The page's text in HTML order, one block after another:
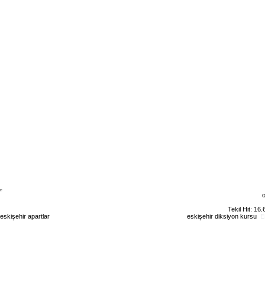
Tekil Hit:
eskişehir apartlar
eskişehir diksiyon kursu